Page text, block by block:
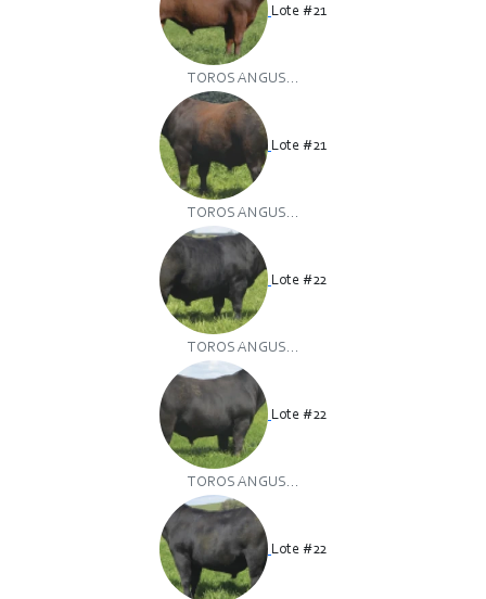
Lote #21
TOROS ANGUS...
Lote #21
TOROS ANGUS...
Lote #22
TOROS ANGUS...
Lote #22
TOROS ANGUS...
Lote #22